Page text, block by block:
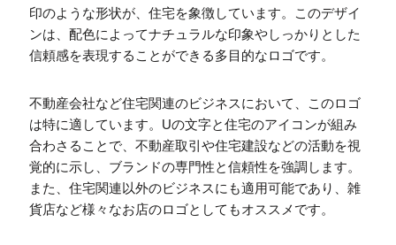
印のような形状が、住宅を象徴しています。このデザイ
ンは、配色によってナチュラルな印象やしっかりとした
信頼感を表現することができる多目的なロゴです。
不動産会社など住宅関連のビジネスにおいて、このロゴ
は特に適しています。Uの文字と住宅のアイコンが組み
合わさることで、不動産取引や住宅建設などの活動を視
覚的に示し、ブランドの専門性と信頼性を強調します。
また、住宅関連以外のビジネスにも適用可能であり、雑
貨店など様々なお店のロゴとしてもオススメです。